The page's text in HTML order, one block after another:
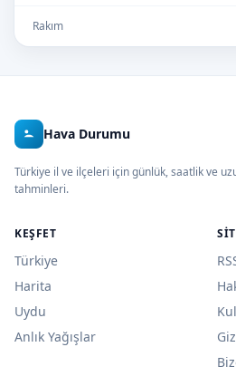
Rakım
Hava Durumu
Türkiye il ve ilçeleri için günlük, saatlik ve
tahminleri.
KEŞFET
Türkiye
Harita
Uydu
Anlık Yağışlar